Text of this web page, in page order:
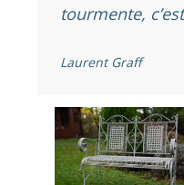
tourmente,
Laurent Graff